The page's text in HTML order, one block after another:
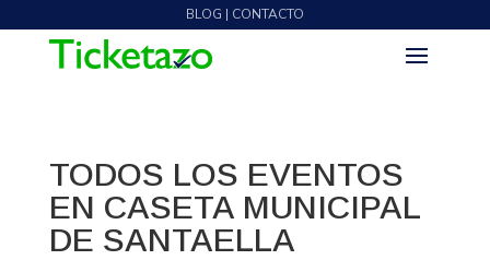
BLOG | CONTACTO
TODOS LOS EVENTOS
EN CASETA MUNICIPAL
DE SANTAELLA